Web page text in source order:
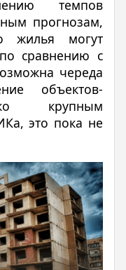
темпов
прогнозам,
жилья могут
сравнению с
череда
объектов-
крупным
это пока не